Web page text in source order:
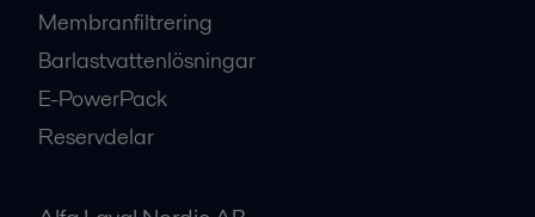
Membranfiltrering
Barlastvattenlösningar
E-PowerPack
Reservdelar